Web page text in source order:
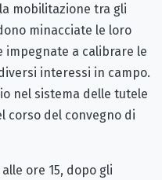
mobilitazione tra gli
minacciate le loro
a calibrare le
interessi in campo.
nel sistema delle tutele
corso del convegno di
alle ore 15, dopo gli